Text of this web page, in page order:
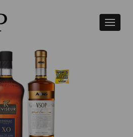
Växla